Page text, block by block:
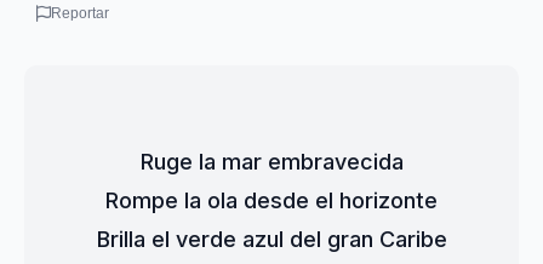
Reportar
Ruge la mar embravecida
Rompe la ola desde el horizonte
Brilla el verde azul del gran Caribe